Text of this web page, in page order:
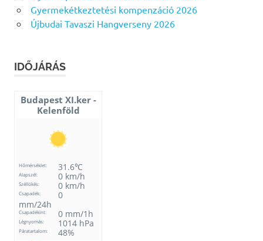
Gyermekétkeztetési kompenzáció 2026
Újbudai Tavaszi Hangverseny 2026
IDŐJÁRÁS